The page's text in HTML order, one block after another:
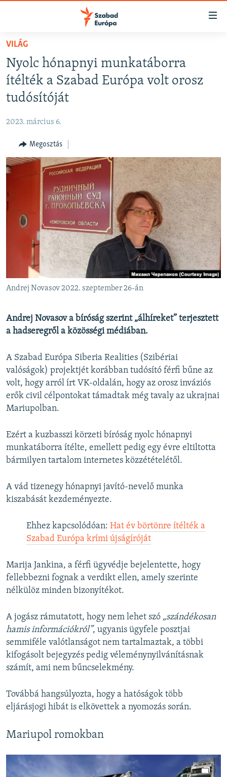
Akadálymentes
Ugrás
fő
oldalra
Ugrás
tartalomjegyzékre
keresésre
NAPIRENDEN
AKTUÁLIS
PODCASTOK
ELEMZŐ
NER15
SZABADON
DEMOKRÁCIA
A PÉNZ NYOMÁBAN
EURÓPAI UNIÓ
KLÍMAVÁLTOZÁS
A MÚLT TANULSÁGAI
KÖVESSEN MINKET!
Valamennyi RFE/RL weboldal
VILÁG
Nyolc hónapnyi munkatáborra
ítélték a Szabad Európa volt orosz
tudósítóját
2023. március 6.
Megosztás
Andrej Novasov 2022. szeptember 26-án
Andrej Novasov a bíróság szerint „álhíreket” terjesztett
a hadseregről a közösségi médiában.
A Szabad Európa Siberia Realities (Szibériai
valóságok) projektjét korábban tudósító férfi bűne az
volt, hogy arról írt VK-oldalán, hogy az orosz inváziós
erők civil célpontokat támadtak még tavaly az ukrajnai
Mariupolban.
Ezért a kuzbasszi körzeti bíróság nyolc hónapnyi
munkatáborra ítélte, emellett pedig egy évre eltiltotta
bármilyen tartalom internetes közzétételétől.
A vád tizenegy hónapnyi javító-nevelő munka
kiszabását kezdeményezte.
Ehhez kapcsolódóan: Hat év börtönre ítélték a
Szabad Európa krími újságíróját
Marija Jankina, a férfi ügyvédje bejelentette, hogy
fellebbezni fognak a verdikt ellen, amely szerinte
nélkülöz minden bizonyítékot.
A jogász rámutatott, hogy nem lehet szó „szándékosan
hamis információkról”, ugyanis ügyfele posztjai
semmiféle valótlanságot nem tartalmaztak, a többi
kifogásolt bejegyzés pedig véleménynyilvánításnak
számít, ami nem bűncselekmény.
Továbbá hangsúlyozta, hogy a hatóságok több
eljárásjogi hibát is elkövettek a nyomozás során.
Mariupol romokban
FELIRATKOZÁS